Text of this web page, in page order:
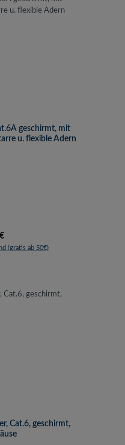
geschirmt, mit
u. flexible Adern
Preis:
(gratis ab 50€)
Cat.6, geschirmt,